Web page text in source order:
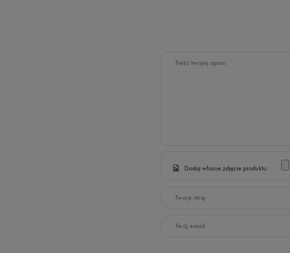
Treść twojej opinii
Dodaj własne zdjęcie produktu:
Twoje imię
Twój email